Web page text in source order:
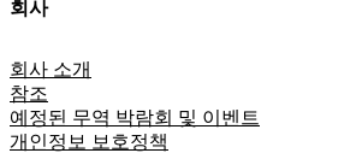
회사
회사 소개
참조
예정된 무역 박람회 및 이벤트
개인정보 보호정책